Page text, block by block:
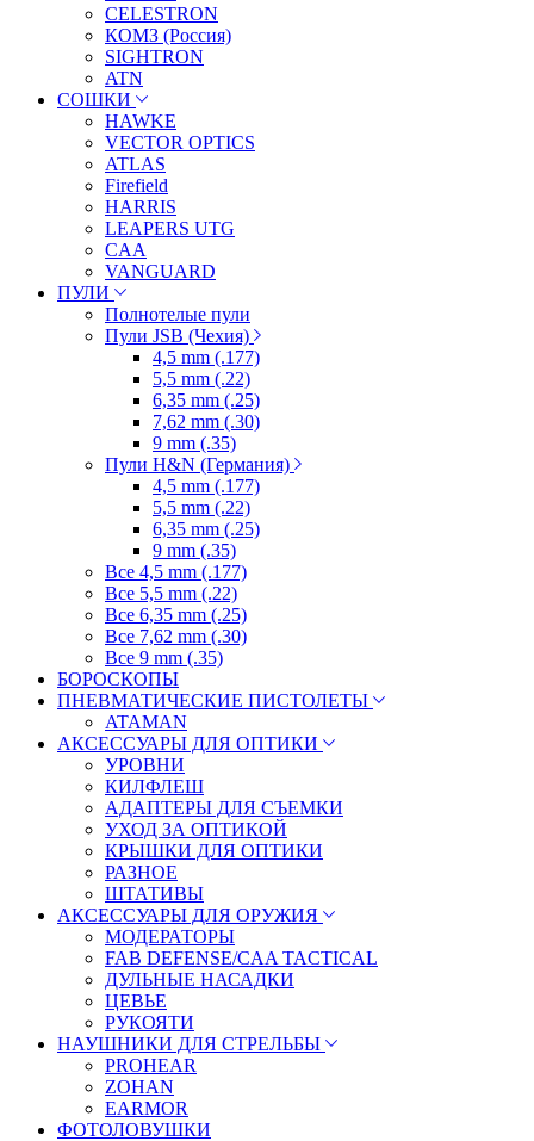
CELESTRON
КОМЗ (Россия)
SIGHTRON
ATN
СОШКИ
HAWKE
VECTOR OPTICS
ATLAS
Firefield
HARRIS
LEAPERS UTG
CAA
VANGUARD
ПУЛИ
Полнотелые пули
Пули JSB (Чехия)
4,5 mm (.177)
5,5 mm (.22)
6,35 mm (.25)
7,62 mm (.30)
9 mm (.35)
Пули H&N (Германия)
4,5 mm (.177)
5,5 mm (.22)
6,35 mm (.25)
9 mm (.35)
Все 4,5 mm (.177)
Все 5,5 mm (.22)
Все 6,35 mm (.25)
Все 7,62 mm (.30)
Все 9 mm (.35)
БОРОСКОПЫ
ПНЕВМАТИЧЕСКИЕ ПИСТОЛЕТЫ
ATAMAN
АКСЕССУАРЫ ДЛЯ ОПТИКИ
УРОВНИ
КИЛФЛЕШ
АДАПТЕРЫ ДЛЯ СЪЕМКИ
УХОД ЗА ОПТИКОЙ
КРЫШКИ ДЛЯ ОПТИКИ
РАЗНОЕ
ШТАТИВЫ
АКСЕССУАРЫ ДЛЯ ОРУЖИЯ
МОДЕРАТОРЫ
FAB DEFENSE/CAA TACTICAL
ДУЛЬНЫЕ НАСАДКИ
ЦЕВЬЕ
РУКОЯТИ
НАУШНИКИ ДЛЯ СТРЕЛЬБЫ
PROHEAR
ZOHAN
EARMOR
ФОТОЛОВУШКИ